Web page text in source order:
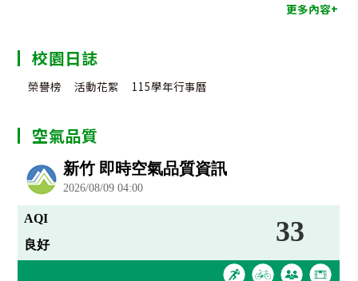
更多內容+
校園日誌
榮譽榜 活動花絮 115學年行事曆
空氣品質